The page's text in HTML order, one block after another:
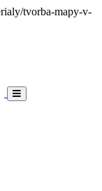
tvorba-mapy-v-
Menu